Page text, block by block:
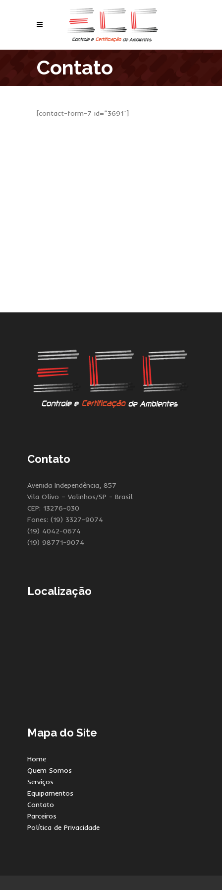
Contato
[contact-form-7 id=”3691″]
Contato
Avenida Independência, 857
Vila Olivo – Valinhos/SP - Brasil
CEP: 13276-030
Fones: (19) 3327-9074
(19) 4042-0674
(19) 98771-9074
Localização
Mapa do Site
Home
Quem Somos
Serviços
Equipamentos
Contato
Parceiros
Política de Privacidade